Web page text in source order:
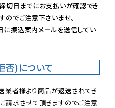
切日までにお支払いが確認でき
のでご注意下さいませ。
振込案内メールを送信してい
否)について
者様より商品が返送されてき
請求させて頂きますのでご注意